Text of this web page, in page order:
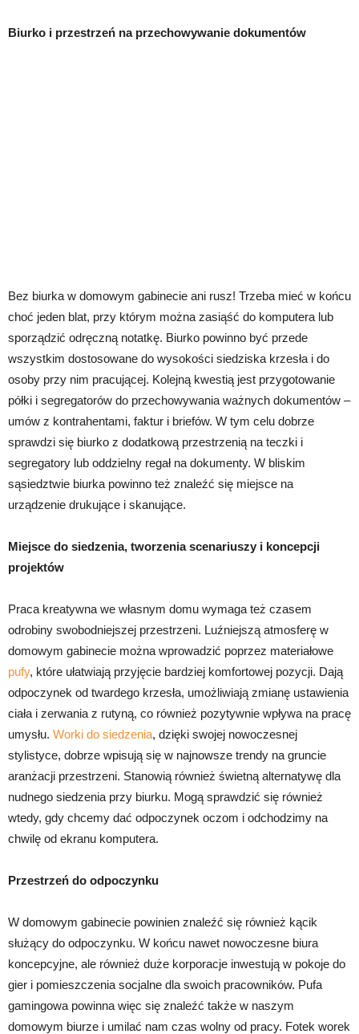
Biurko i przestrzeń na przechowywanie dokumentów
Bez biurka w domowym gabinecie ani rusz! Trzeba mieć w końcu
choć jeden blat, przy którym można zasiąść do komputera lub
sporządzić odręczną notatkę. Biurko powinno być przede
wszystkim dostosowane do wysokości siedziska krzesła i do
osoby przy nim pracującej. Kolejną kwestią jest przygotowanie
półki i segregatorów do przechowywania ważnych dokumentów –
umów z kontrahentami, faktur i briefów. W tym celu dobrze
sprawdzi się biurko z dodatkową przestrzenią na teczki i
segregatory lub oddzielny regał na dokumenty. W bliskim
sąsiedztwie biurka powinno też znaleźć się miejsce na
urządzenie drukujące i skanujące.
Miejsce do siedzenia, tworzenia scenariuszy i koncepcji
projektów
Praca kreatywna we własnym domu wymaga też czasem
odrobiny swobodniejszej przestrzeni. Luźniejszą atmosferę w
domowym gabinecie można wprowadzić poprzez materiałowe
pufy, które ułatwiają przyjęcie bardziej komfortowej pozycji. Dają
odpoczynek od twardego krzesła, umożliwiają zmianę ustawienia
ciała i zerwania z rutyną, co również pozytywnie wpływa na pracę
umysłu. Worki do siedzenia, dzięki swojej nowoczesnej
stylistyce, dobrze wpisują się w najnowsze trendy na gruncie
aranżacji przestrzeni. Stanowią również świetną alternatywę dla
nudnego siedzenia przy biurku. Mogą sprawdzić się również
wtedy, gdy chcemy dać odpoczynek oczom i odchodzimy na
chwilę od ekranu komputera.
Przestrzeń do odpoczynku
W domowym gabinecie powinien znaleźć się również kącik
służący do odpoczynku. W końcu nawet nowoczesne biura
koncepcyjne, ale również duże korporacje inwestują w pokoje do
gier i pomieszczenia socjalne dla swoich pracowników. Pufa
gamingowa powinna więc się znaleźć także w naszym
domowym biurze i umilać nam czas wolny od pracy. Fotek worek